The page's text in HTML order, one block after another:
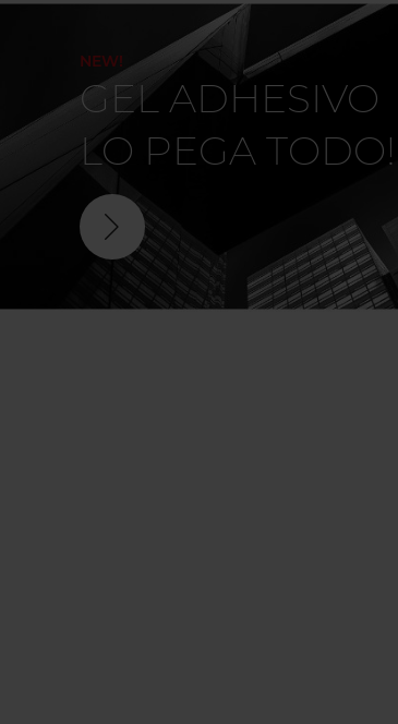
NEW!
GEL ADHESIVO
LO PEGA